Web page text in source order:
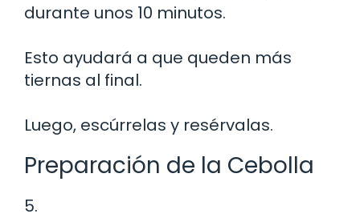
durante unos 10 minutos.
Esto ayudará a que queden más
tiernas al final.
Luego, escúrrelas y resérvalas.
Preparación de la Cebolla
5.